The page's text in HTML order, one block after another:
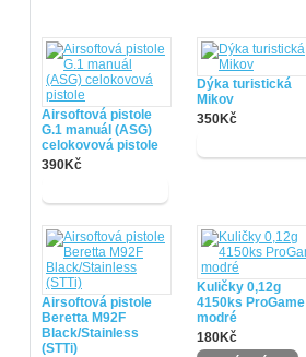
Airsoftová pistole
G.1 manuál (ASG)
celokovová pistole
390Kč
Dýka turistická
Mikov
350Kč
Airsoftová pistole
Beretta M92F
Black/Stainless
(STTi)
Kuličky 0,12g
4150ks ProGame
modré
180Kč